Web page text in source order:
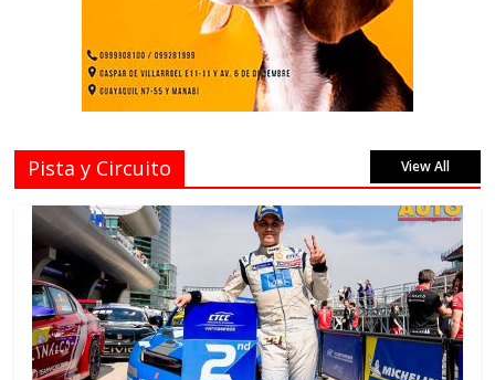
Pista y Circuito View All